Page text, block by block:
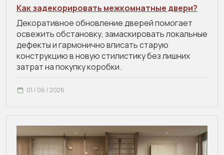
Как задекорировать межкомнатные двери?
Декоративное обновление дверей помогает
освежить обстановку, замаскировать локальные
дефекты и гармонично вписать старую
конструкцию в новую стилистику без лишних
затрат на покупку коробки.
01 / 06 / 2026